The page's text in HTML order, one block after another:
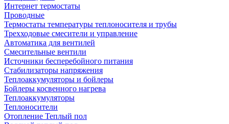
Интернет термостаты
Проводные
Термостаты температуры теплоносителя и трубы
Трехходовые смесители и управление
Автоматика для вентилей
Смесительные вентили
Источники бесперебойного питания
Стабилизаторы напряжения
Теплоаккумуляторы и бойлеры
Бойлеры косвенного нагрева
Теплоаккумуляторы
Теплоносители
Отопление Теплый пол